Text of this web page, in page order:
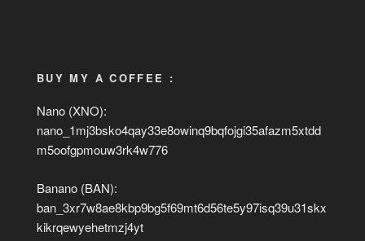
BUY MY A COFFEE :
Nano (XNO):
nano_1mj3bsko4qay33e8owinq9bqfojgi35afazm5xtdd
m5oofgpmouw3rk4w776
Banano (BAN):
ban_3xr7w8ae8kbp9bg5f69mt6d56te5y97isq39u31skx
kikrqewyehetmzj4yt